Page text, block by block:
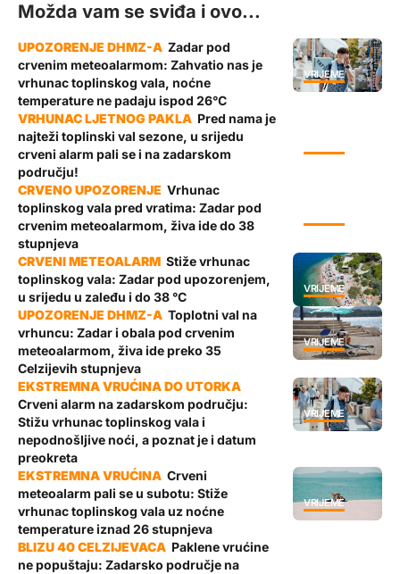
Možda vam se sviđa i ovo...
VRIJEME
Zadar pod
crvenim meteoalarmom: Zahvatio nas je
vrhunac toplinskog vala, noćne
temperature ne padaju ispod 26°C
Pred nama je
najteži toplinski val sezone, u srijedu
crveni alarm pali se i na zadarskom
području!
Vrhunac
toplinskog vala pred vratima: Zadar pod
crvenim meteoalarmom, živa ide do 38
stupnjeva
VRIJEME
Stiže vrhunac
toplinskog vala: Zadar pod upozorenjem,
u srijedu u zaleđu i do 38 °C
VRIJEME
Toplotni val na
vrhuncu: Zadar i obala pod crvenim
meteoalarmom, živa ide preko 35
Celzijevih stupnjeva
VRIJEME
Crveni alarm na zadarskom području:
Stižu vrhunac toplinskog vala i
nepodnošljive noći, a poznat je i datum
preokreta
VRIJEME
Crveni
meteoalarm pali se u subotu: Stiže
vrhunac toplinskog vala uz noćne
temperature iznad 26 stupnjeva
Paklene vrućine
ne popuštaju: Zadarsko područje na